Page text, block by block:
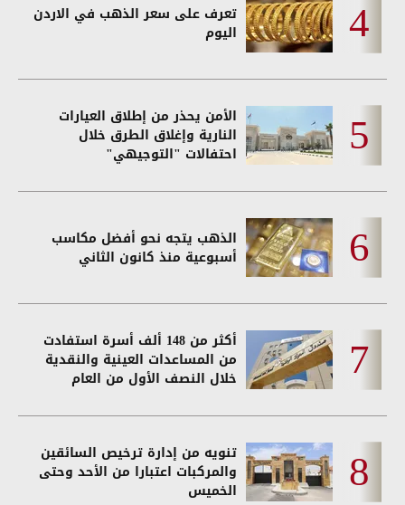
تعرف على سعر الذهب في الاردن
اليوم
الأمن يحذر من إطلاق العيارات
النارية وإغلاق الطرق خلال
احتفالات "التوجيهي"
الذهب يتجه نحو أفضل مكاسب
أسبوعية منذ كانون الثاني
أكثر من 148 ألف أسرة استفادت
من المساعدات العينية والنقدية
خلال النصف الأول من العام
تنويه من إدارة ترخيص السائقين
والمركبات اعتبارا من الأحد وحتى
الخميس